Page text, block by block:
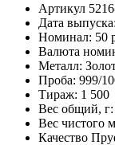
Артикул
Дата выпуска:
Номинал: 50
Валюта
Металл:
Проба: 999/
Тираж: 1 500
Вес общий, г:
Вес чистого
Качество